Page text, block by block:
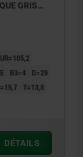
GRIS
B3=4
D=29
T=13,8
DÉTAILS